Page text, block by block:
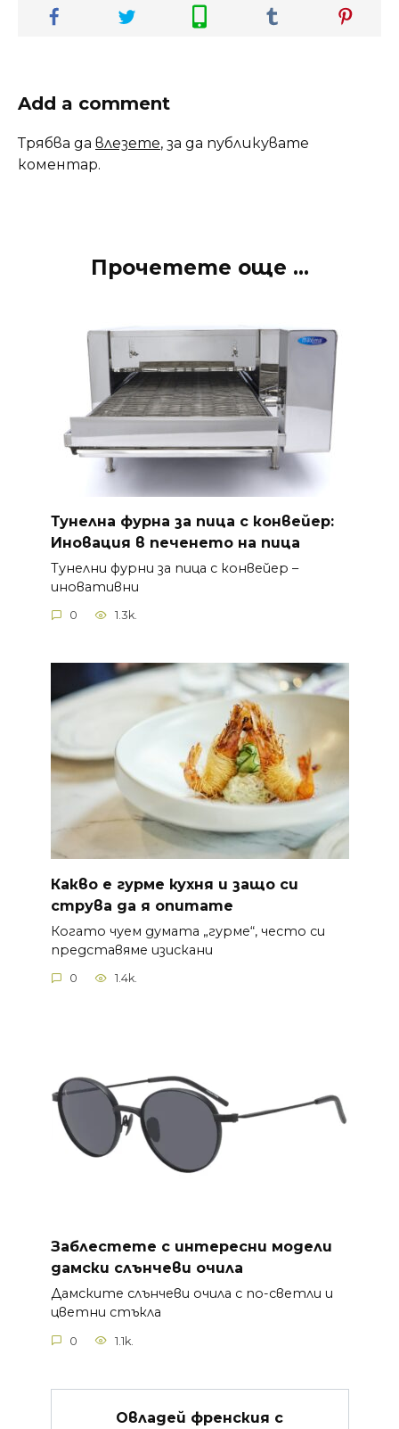
Add a comment
Трябва да влезете, за да публикувате
коментар.
Прочетете още ...
Тунелна фурна за пица с конвейер:
Иновация в печенето на пица
Тунелни фурни за пица с конвейер –
иновативни
0 1.3k.
Какво е гурме кухня и защо си
струва да я опитате
Когато чуем думата „гурме“, често си
представяме изискани
0 1.4k.
Заблестете с интересни модели
дамски слънчеви очила
Дамските слънчеви очила с по-светли и
цветни стъкла
0 1.1k.
Овладей френския с